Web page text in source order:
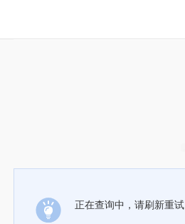
正在查询中，请刷新重试